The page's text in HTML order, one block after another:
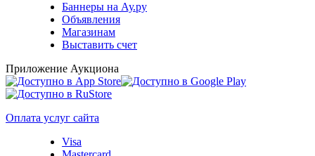
Баннеры на Ау.ру
Объявления
Магазинам
Выставить счет
Приложение Аукциона
Оплата услуг сайта
Visa